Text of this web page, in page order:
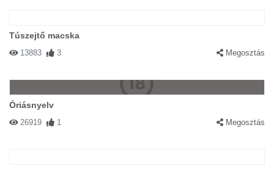
Túszejtő macska
13883 3 Megosztás
Óriásnyelv
26919 1 Megosztás